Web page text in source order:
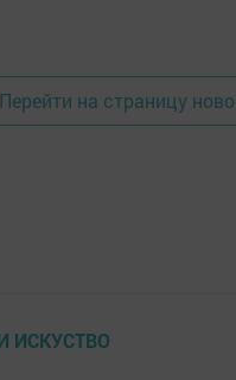
Перейти на страницу
ИСКУСТВО